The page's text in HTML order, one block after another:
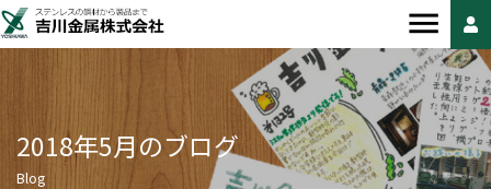
2018年5月のブログ
Blog